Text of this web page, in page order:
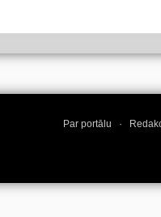
Par portālu ·